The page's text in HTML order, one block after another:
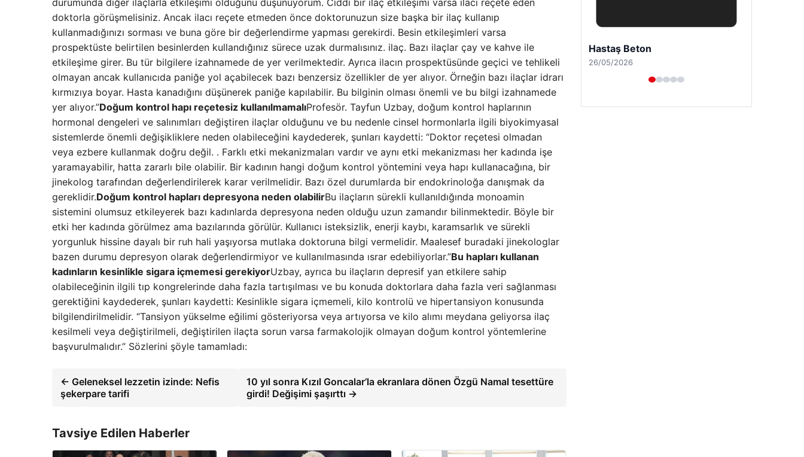
durumunda diğer ilaçlarla etkileşimi olduğunu düşünüyorum. Ciddi bir ilaç etkileşimi varsa ilacı reçete eden
doktorla görüşmelisiniz. Ancak ilacı reçete etmeden önce doktorunuzun size başka bir ilaç kullanıp
kullanmadığınızı sorması ve buna göre bir değerlendirme yapması gerekirdi. Besin etkileşimleri varsa
prospektüste belirtilen besinlerden kullandığınız sürece uzak durmalısınız. ilaç. Bazı ilaçlar çay ve kahve ile
etkileşime girer. Bu tür bilgilere izahnamede de yer verilmektedir. Ayrıca ilacın prospektüsünde geçici ve tehlikeli
olmayan ancak kullanıcıda paniğe yol açabilecek bazı benzersiz özellikler de yer alıyor. Örneğin bazı ilaçlar idrarı
kırmızıya boyar. Hasta kanadığını düşünerek paniğe kapılabilir. Bu bilginin olması önemli ve bu bilgi izahnamede
yer alıyor.”Doğum kontrol hapı reçetesiz kullanılmamalıProfesör. Tayfun Uzbay, doğum kontrol haplarının
hormonal dengeleri ve salınımları değiştiren ilaçlar olduğunu ve bu nedenle cinsel hormonlarla ilgili biyokimyasal
sistemlerde önemli değişikliklere neden olabileceğini kaydederek, şunları kaydetti: “Doktor reçetesi olmadan
veya ezbere kullanmak doğru değil. . Farklı etki mekanizmaları vardır ve aynı etki mekanizması her kadında işe
yaramayabilir, hatta zararlı bile olabilir. Bir kadının hangi doğum kontrol yöntemini veya hapı kullanacağına, bir
jinekolog tarafından değerlendirilerek karar verilmelidir. Bazı özel durumlarda bir endokrinoloğa danışmak da
gereklidir.Doğum kontrol hapları depresyona neden olabilirBu ilaçların sürekli kullanıldığında monoamin
sistemini olumsuz etkileyerek bazı kadınlarda depresyona neden olduğu uzun zamandır bilinmektedir. Böyle bir
etki her kadında görülmez ama bazılarında görülür. Kullanıcı isteksizlik, enerji kaybı, karamsarlık ve sürekli
yorgunluk hissine dayalı bir ruh hali yaşıyorsa mutlaka doktoruna bilgi vermelidir. Maalesef buradaki jinekologlar
bazen durumu depresyon olarak değerlendirmiyor ve kullanılmasında ısrar edebiliyorlar.”Bu hapları kullanan
kadınların kesinlikle sigara içmemesi gerekiyorUzbay, ayrıca bu ilaçların depresif yan etkilere sahip
olabileceğinin ilgili tıp kongrelerinde daha fazla tartışılması ve bu konuda doktorlara daha fazla veri sağlanması
gerektiğini kaydederek, şunları kaydetti: Kesinlikle sigara içmemeli, kilo kontrolü ve hipertansiyon konusunda
bilgilendirilmelidir. “Tansiyon yükselme eğilimi gösteriyorsa veya artıyorsa ve kilo alımı meydana geliyorsa ilaç
kesilmeli veya değiştirilmeli, değiştirilen ilaçta sorun varsa farmakolojik olmayan doğum kontrol yöntemlerine
başvurulmalıdır.” Sözlerini şöyle tamamladı:
← Geleneksel lezzetin izinde: Nefis
şekerpare tarifi
10 yıl sonra Kızıl Goncalar’la ekranlara dönen Özgü Namal tesettüre
girdi! Değişimi şaşırttı →
Tavsiye Edilen Haberler
Prenses Night Club
29/04/2026